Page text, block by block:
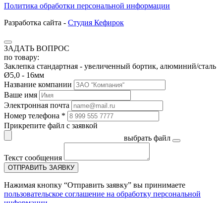
Политика обработки персональной информации
Разработка сайта - Студия Кефирок
ЗАДАТЬ ВОПРОС
по товару:
Заклепка стандартная - увеличенный бортик, алюминий/сталь
Ø5,0 - 16мм
Название компании
Ваше имя
Электронная почта
Номер телефона *
Прикрепите файл с заявкой
выбрать файл
Текст сообщения
ОТПРАВИТЬ ЗАЯВКУ
Нажимая кнопку “Отправить заявку” вы принимаете
пользовательское соглашение на обработку персональной